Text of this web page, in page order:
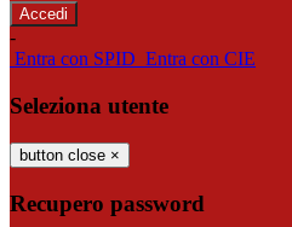
-
Entra con SPID Entra con CIE
Seleziona utente
button close ×
Recupero password